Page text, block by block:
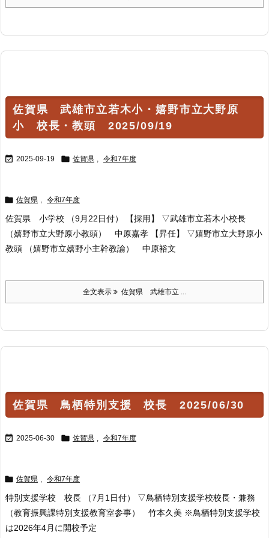
佐賀県 武雄市立若木小・嬉野市立大野原
小 校長・教頭 2025/09/19
 2025-09-19  佐賀県 , 令和7年度
 佐賀県 , 令和7年度
佐賀県 小学校 （9月22日付） 【採用】 ▽武雄市立若木小校長
（嬉野市立大野原小教頭） 中原嘉孝 【昇任】 ▽嬉野市立大野原小
教頭 （嬉野市立嬉野小主幹教諭） 中原裕文
全文表示 佐賀県 武雄市立 ...
佐賀県 鳥栖特別支援 校長 2025/06/30
 2025-06-30  佐賀県 , 令和7年度
 佐賀県 , 令和7年度
特別支援学校 校長 （7月1日付） ▽鳥栖特別支援学校校長・兼務
（教育振興課特別支援教育室参事） 竹本久美 ※鳥栖特別支援学校
は2026年4月に開校予定